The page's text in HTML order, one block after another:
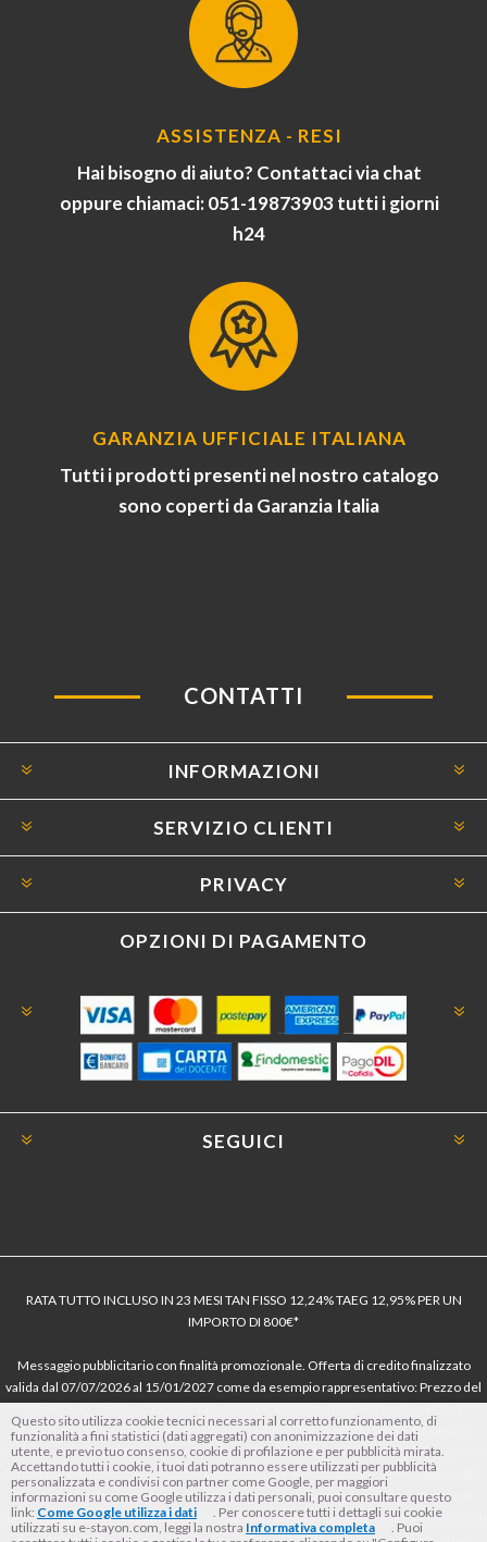
ASSISTENZA - RESI
Hai bisogno di aiuto? Contattaci via chat
oppure chiamaci: 051-19873903 tutti i giorni
h24
GARANZIA UFFICIALE ITALIANA
Tutti i prodotti presenti nel nostro catalogo
sono coperti da Garanzia Italia
CONTATTI
INFORMAZIONI
SERVIZIO CLIENTI
PRIVACY
OPZIONI DI PAGAMENTO
SEGUICI
RATA TUTTO INCLUSO IN 23 MESI TAN FISSO 12,24% TAEG 12,95% PER UN
IMPORTO DI 800€*
Messaggio pubblicitario con finalità promozionale. Offerta di credito finalizzato
valida dal 07/07/2026 al 15/01/2027 come da esempio rappresentativo: Prezzo del
bene € 800, Tan fisso 12,24% Taeg 12,95%, in 23 rate da € 40 costi accessori
dell’offerta azzerati. Importo totale del credito € 800. Importo totale dovuto dal
Consumatore € 920. Decorrenza media della prima rata a 90 giorni. Al fine di gestire
le tue spese in modo responsabile e di conoscere eventuali altre offerte disponibili,
Findomestic ti ricorda, prima di sottoscrivere il contratto, di prendere visione di
tutte le condizioni economiche e contrattuali, facendo riferimento alle Informazioni
Questo sito utilizza cookie tecnici necessari al corretto funzionamento, di
funzionalità a fini statistici (dati aggregati) con anonimizzazione dei dati
utente, e previo tuo consenso, cookie di profilazione e per pubblicità mirata.
Accettando tutti i cookie, i tuoi dati potranno essere utilizzati per pubblicità
personalizzata e condivisi con partner come Google, per maggiori
informazioni su come Google utilizza i dati personali, puoi consultare questo
link: Come Google utilizza i dati
. Per conoscere tutti i dettagli sui cookie
utilizzati su e-stayon.com, leggi la nostra Informativa completa
. Puoi